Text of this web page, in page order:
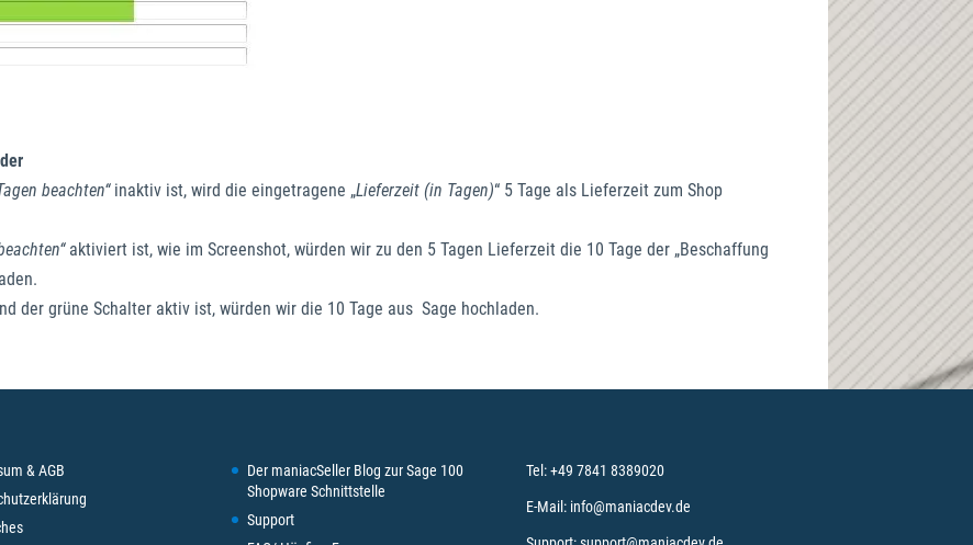
beachten“inaktiv ist, wird die eingetragene „Lieferzeit (in Tagen)“ 5 Tage als Lieferzeit zum Shop
aktiviert ist, wie im Screenshot, würden wir zu den 5 Tagen Lieferzeit die 10 Tage der „Beschaffung
der grüne Schalter aktiv ist, würden wir die 10 Tage aus Sage hochladen.
& AGB
Der maniacSeller Blog zur Sage 100
Shopware Schnittstelle
Support
Tel:+49 7841 8389020
E-Mail: info@maniacdev.de
maniac KI